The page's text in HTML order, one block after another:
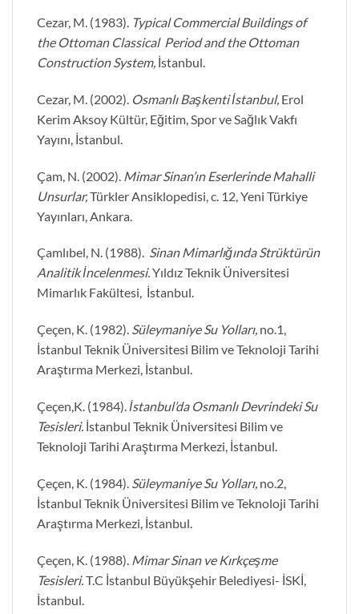
Cezar, M. (1983). Typical Commercial Buildings of
the Ottoman Classical Period and the Ottoman
Construction System, İstanbul.
Cezar, M. (2002). Osmanlı Başkenti İstanbul, Erol
Kerim Aksoy Kültür, Eğitim, Spor ve Sağlık Vakfı
Yayını, İstanbul.
Çam, N. (2002). Mimar Sinan’ın Eserlerinde Mahalli
Unsurlar,Türkler Ansiklopedisi, c. 12, Yeni Türkiye
Yayınları, Ankara.
Çamlıbel, N. (1988). Sinan Mimarlığında Strüktürün
Analitik İncelenmesi.Yıldız Teknik Üniversitesi
Mimarlık Fakültesi, İstanbul.
Çeçen, K. (1982). Süleymaniye Su Yolları, no.1,
İstanbul Teknik Üniversitesi Bilim ve Teknoloji Tarihi
Araştırma Merkezi, İstanbul.
Çeçen,K. (1984).İstanbul’da Osmanlı Devrindeki Su
Tesisleri. İstanbul Teknik Üniversitesi Bilim ve
Teknoloji Tarihi Araştırma Merkezi, İstanbul.
Çeçen, K. (1984). Süleymaniye Su Yolları, no.2,
İstanbul Teknik Üniversitesi Bilim ve Teknoloji Tarihi
Araştırma Merkezi, İstanbul.
Çeçen, K. (1988). Mimar Sinan ve Kırkçeşme
Tesisleri. T.C İstanbul Büyükşehir Belediyesi- İSKİ,
İstanbul.